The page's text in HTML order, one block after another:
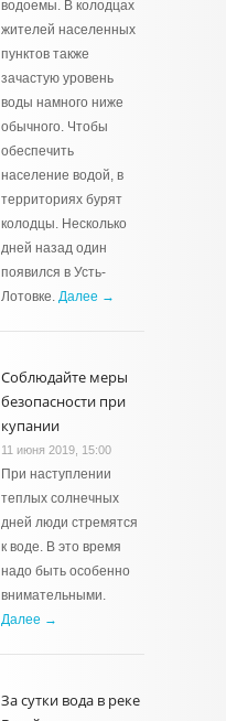
водоемы. В колодцах
жителей населенных
пунктов также
зачастую уровень
воды намного ниже
обычного. Чтобы
обеспечить
население водой, в
территориях бурят
колодцы. Несколько
дней назад один
появился в Усть-
Лотовке. Далее →
Соблюдайте меры
безопасности при
купании
11 июня 2019, 15:00
При наступлении
теплых солнечных
дней люди стремятся
к воде. В это время
надо быть особенно
внимательными.
Далее →
За сутки вода в реке